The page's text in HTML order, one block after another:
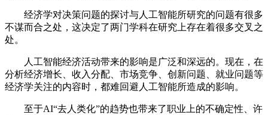
经济学对决策问题的探讨与人工智能所研究的问题有很多
不谋而合之处，这决定了两门学科在研究上存在着很多交叉之
处。
人工智能经济活动带来的影响是广泛和深远的。现在，在
分析经济增长、收入分配、市场竞争、创新问题、就业问题等
经济学关注的内容时，都难回避人工智能所造成的影响。
至于AI“去人类化”的趋势也带来了职业上的不确定性、许